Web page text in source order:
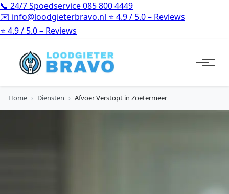
📞 24/7 Spoedservice085 800 4449
✉️ info@loodgieterbravo.nl ⭐ 4.9 / 5.0 – Reviews
⭐ 4.9 / 5.0 – Reviews
Home › Diensten › Afvoer Verstopt in Zoetermeer